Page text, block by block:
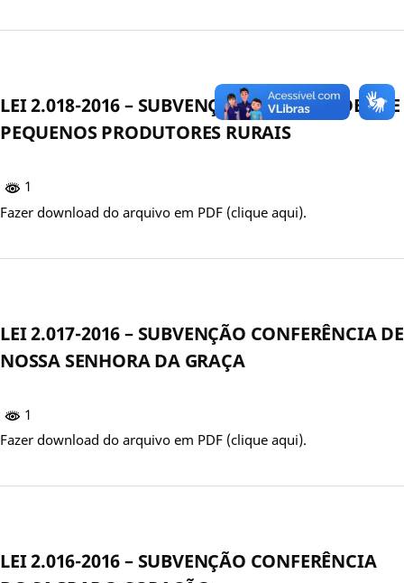
LEI 2.018-2016 – SUBVENÇÃO ASSOCIAÇÕES DE
PEQUENOS PRODUTORES RURAIS
1
Fazer download do arquivo em PDF (clique aqui).
LEI 2.017-2016 – SUBVENÇÃO CONFERÊNCIA DE
NOSSA SENHORA DA GRAÇA
1
Fazer download do arquivo em PDF (clique aqui).
LEI 2.016-2016 – SUBVENÇÃO CONFERÊNCIA